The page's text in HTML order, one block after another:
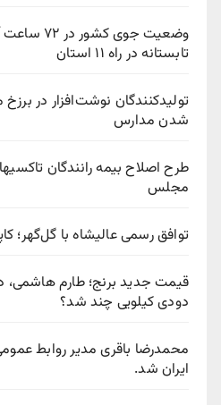
وضعیت جوی
تابستانه در راه ۱۱ استان
تولیدکنندگان نوشت‌افزار در
شدن مدارس
طرح اصلاح بیمه رانندگان
مجلس
توافق رسمی عالیشاه با گل‌گهر؛
قیمت جدید برنج؛ طارم هاشمی،
دودی کیلویی چند شد؟
ایران شد.